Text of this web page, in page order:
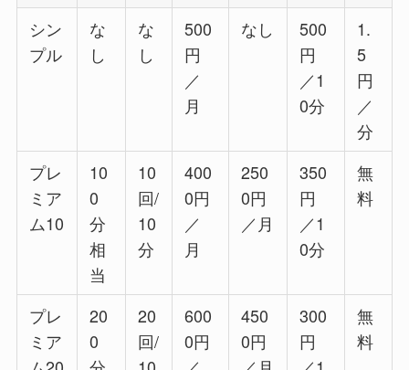
シン
プル
な
し
な
し
500
円
／
月
なし
500
円
／1
0分
1.
5
円
／
分
プレ
ミア
ム10
10
0
分
相
当
10
回/
10
分
400
0円
／
月
250
0円
／月
350
円
／1
0分
無
料
プレ
ミア
20
0
20
回/
600
0円
450
0円
300
円
無
料